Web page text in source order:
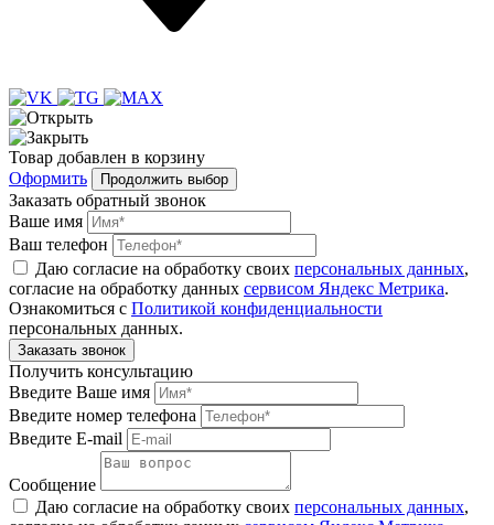
Товар добавлен в корзину
Оформить
Продолжить выбор
Заказать обратный звонок
Ваше имя
Ваш телефон
Даю согласие на обработку своих персональных данных,
согласие на обработку данных сервисом Яндекс Метрика.
Ознакомиться с Политикой конфиденциальности
персональных данных.
Получить консультацию
Введите Ваше имя
Введите номер телефона
Введите E-mail
Сообщение
Даю согласие на обработку своих персональных данных,